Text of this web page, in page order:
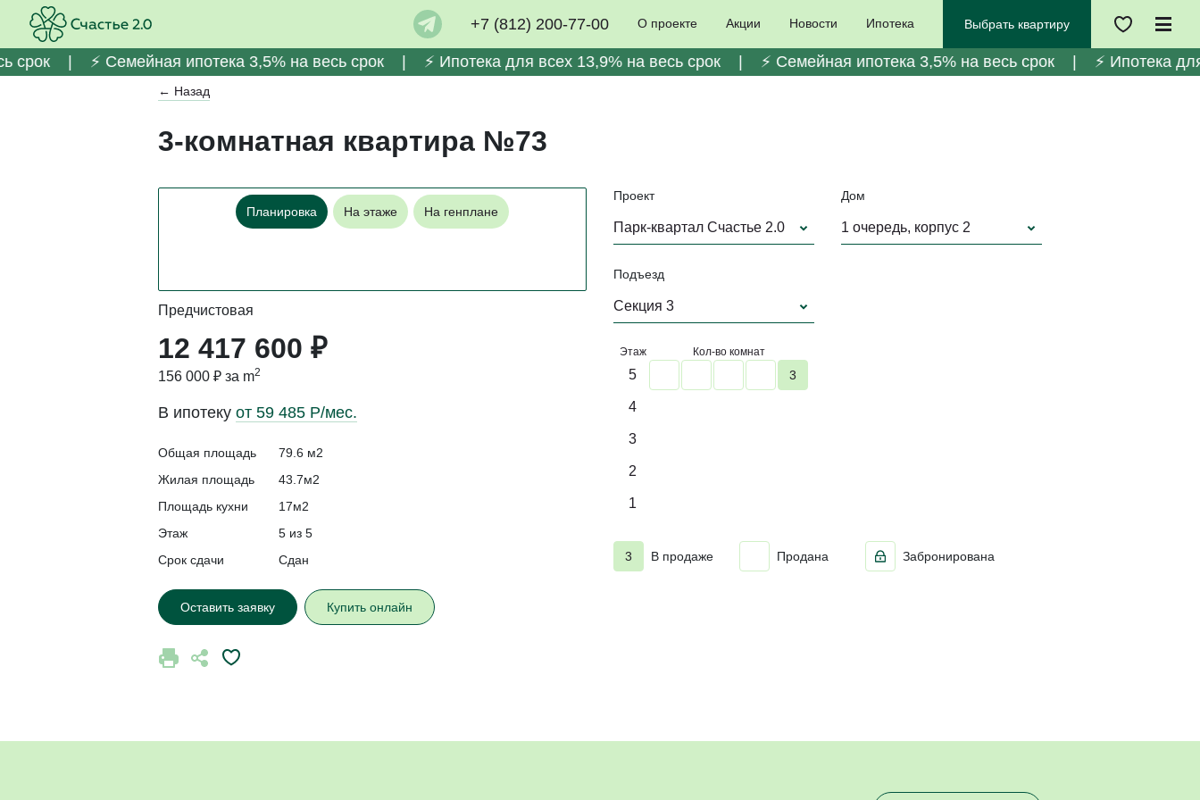
+7 (812) 200-77-00 О проекте Акции Новости Ипотека Выбрать квартиру
| ⚡️ Семейная ипотека 3,5% на весь срок | ⚡️ Ипотека для всех 13,9% на весь срок | ⚡️ Семейная ипотека 3,5% на весь срок | ⚡️ Ипотека
3-комнатная квартира №73
← Назад
3-комнатная квартира №73
Планировка На этаже На генплане
Предчистовая
12 417 600 ₽
156 000 ₽ за m2
В ипотеку от 59 485 Р/мес.
Общая площадь
79.6 м2
Жилая площадь
43.7м2
Площадь кухни
17м2
Этаж
5 из 5
Срок сдачи
Сдан
Оставить заявку Купить онлайн
Проект
Парк-квартал Счастье 2.0
Дом
1 очередь, корпус 2
Подъезд
Секция 3
Этаж Кол-во комнат
5
4
3
2
1
3
3 В продаже Продана Забронирована